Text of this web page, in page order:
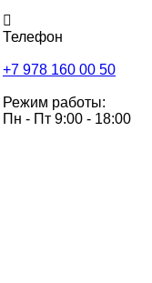
Телефон
+7 978 160 00 50
Режим работы:
Пн - Пт 9:00 - 18:00